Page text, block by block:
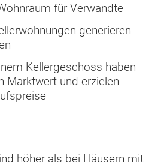
für Verwandte
generieren
Kellergeschoss haben
Marktwert und erzielen
höher als bei Häusern mit